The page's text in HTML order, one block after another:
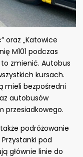
oraz „Katowice
M101 podczas
zmienić. Autobus
kursach.
mieli bezpośredni
autobusów
przesiadkowego.
podróżowanie
pod
głównie linie do